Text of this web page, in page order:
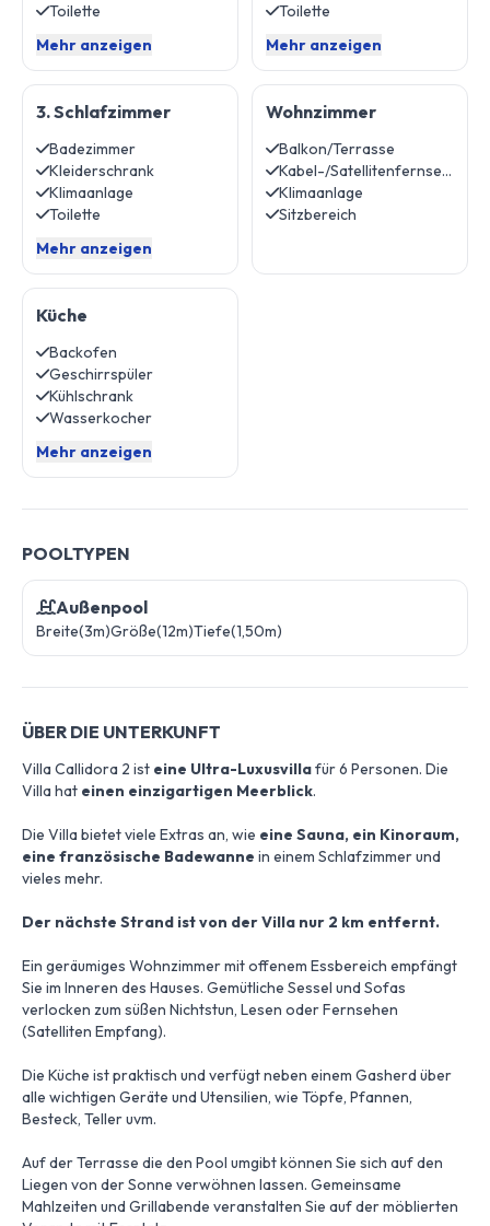
Toilette
Mehr anzeigen
Toilette
Mehr anzeigen
3. Schlafzimmer
Badezimmer
Kleiderschrank
Klimaanlage
Toilette
Mehr anzeigen
Wohnzimmer
Balkon/Terrasse
Kabel-/Satellitenfernsehen
Klimaanlage
Sitzbereich
Küche
Backofen
Geschirrspüler
Kühlschrank
Wasserkocher
Mehr anzeigen
POOLTYPEN
Außenpool
Breite(3m)Größe(12m)Tiefe(1,50m)
ÜBER DIE UNTERKUNFT
Villa Callidora 2 ist eine Ultra-Luxusvillafür 6 Personen. Die
Villa hat einen einzigartigen Meerblick.
Die Villa bietet viele Extras an, wie eine Sauna, ein Kinoraum,
eine französische Badewanne in einem Schlafzimmer und
vieles mehr.
Der nächste Strand ist von der Villa nur 2 km entfernt.
Ein geräumiges Wohnzimmer mit offenem Essbereich empfängt
Sie im Inneren des Hauses. Gemütliche Sessel und Sofas
verlocken zum süßen Nichtstun, Lesen oder Fernsehen
(Satelliten Empfang).
Die Küche ist praktisch und verfügt neben einem Gasherd über
alle wichtigen Geräte und Utensilien, wie Töpfe, Pfannen,
Besteck, Teller uvm.
Auf der Terrasse die den Pool umgibt können Sie sich auf den
Liegen von der Sonne verwöhnen lassen. Gemeinsame
Mahlzeiten und Grillabende veranstalten Sie auf der möblierten